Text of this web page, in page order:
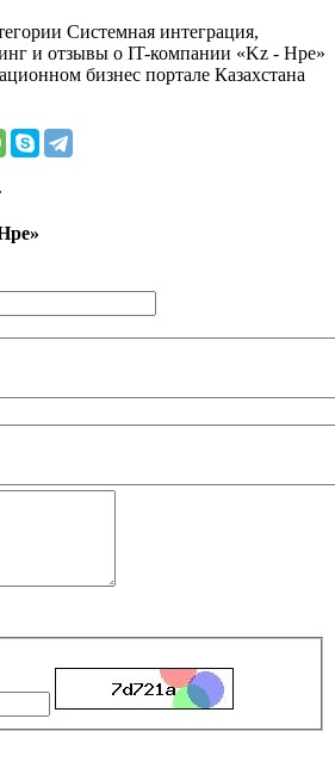
Системная интеграция,
и отзывы о IT-компании «Kz - Hpe»
бизнес портале Казахстана